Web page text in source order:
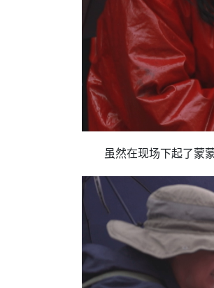
虽然在现场下起了蒙